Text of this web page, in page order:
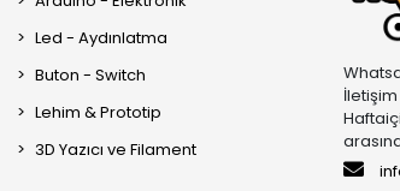
Led - Aydınlatma
Buton - Switch
Lehim & Prototip
3D Yazıcı ve Filament